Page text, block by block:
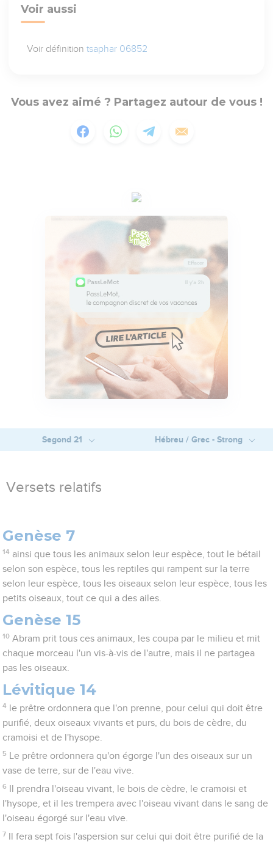
Voir aussi
Voir définitiontsaphar 06852
Vous avez aimé ? Partagez autour de vous !
Segond 21 Hébreu / Grec - Strong
Versets relatifs
Genèse 7
14 ainsi que tous les animaux selon leur espèce, tout le bétail
selon son espèce, tous les reptiles qui rampent sur la terre
selon leur espèce, tous les oiseaux selon leur espèce, tous les
petits oiseaux, tout ce qui a des ailes.
Genèse 15
10 Abram prit tous ces animaux, les coupa par le milieu et mit
chaque morceau l'un vis-à-vis de l'autre, mais il ne partagea
pas les oiseaux.
Lévitique 14
4
le prêtre ordonnera que l'on prenne, pour celui qui doit être
purifié, deux oiseaux vivants et purs, du bois de cèdre, du
cramoisi et de l'hysope.
5
Le prêtre ordonnera qu'on égorge l'un des oiseaux sur un
vase de terre, sur de l'eau vive.
6
Il prendra l'oiseau vivant, le bois de cèdre, le cramoisi et
l'hysope, et il les trempera avec l'oiseau vivant dans le sang de
l'oiseau égorgé sur l'eau vive.
7 Il fera sept fois l'aspersion sur celui qui doit être purifié de la